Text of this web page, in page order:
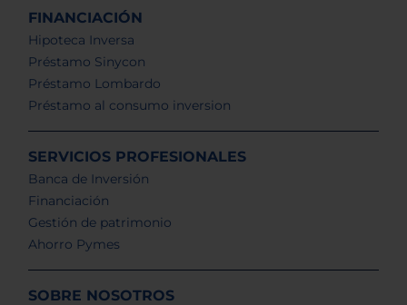
FINANCIACIÓN
Hipoteca Inversa
Préstamo Sinycon
Préstamo Lombardo
Préstamo al consumo inversion
SERVICIOS PROFESIONALES
Banca de Inversión
Financiación
Gestión de patrimonio
Ahorro Pymes
SOBRE NOSOTROS